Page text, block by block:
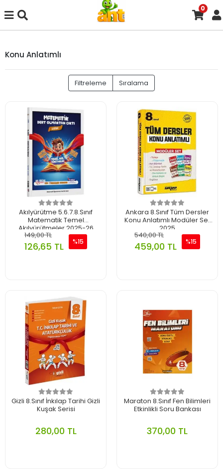
0
Konu Anlatımlı
Filtreleme Sıralama
Akılyürütme 5.6.7.8.Sınıf
Matematik Temel
Akılyürütmeler 2025-26
149,00 TL
126,65 TL %15
Ankara 8.Sınıf Tüm Dersler
Konu Anlatımlı Modüler Set
2025
540,00 TL
459,00 TL %15
Gizli 8.Sınıf İnkılap Tarihi Gizli
Kuşak Serisi
280,00 TL
Maraton 8.Sınıf Fen Bilimleri
Etkinlikli Soru Bankası
370,00 TL